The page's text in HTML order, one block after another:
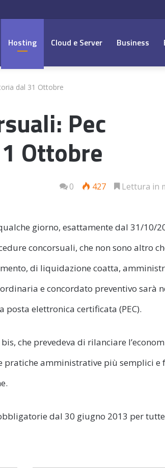
Hosting Cloud e Server Business
dal 31 Ottobre
Pec
Ottobre
0 427 Lettura in
giorno, esattamente dal 31/10/
concorsuali, che non sono altro
di liquidazione coatta,
e concordato preventivo sarà
posta elettronica certificata (PEC).
che prevedeva di rilanciare
pratiche amministrative più semplici e
dal 30 giugno 2013 per